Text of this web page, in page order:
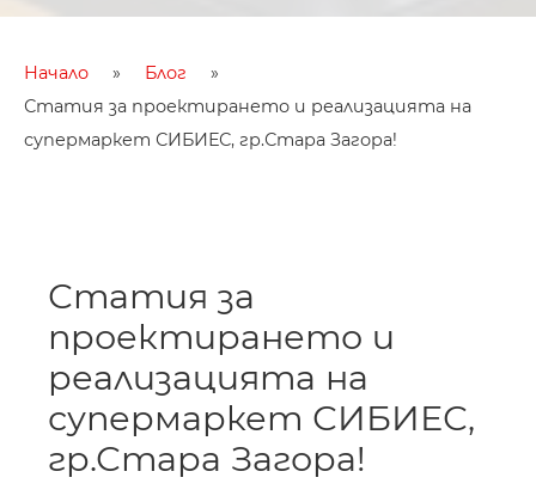
Начало
Блог
Статия за проектирането и реализацията на
супермаркет СИБИЕС, гр.Стара Загора!
Статия за
проектирането и
реализацията на
супермаркет СИБИЕС,
гр.Стара Загора!